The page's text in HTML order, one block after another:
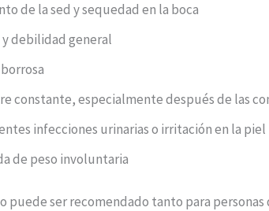
de la sed y sequedad en la boca
y debilidad general
constante, especialmente después de las
infecciones urinarias o irritación en la piel
de peso involuntaria
puede ser recomendado tanto para